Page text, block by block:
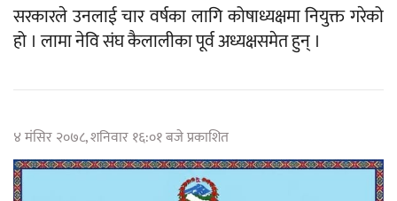
सरकारले उनलाई चार वर्षका लागि कोषाध्यक्षमा नियुक्त गरेको
हो । लामा नेवि संघ कैलालीका पूर्व अध्यक्षसमेत हुन् ।
४ मंसिर २०७८, शनिवार १६:०१ बजे प्रकाशित